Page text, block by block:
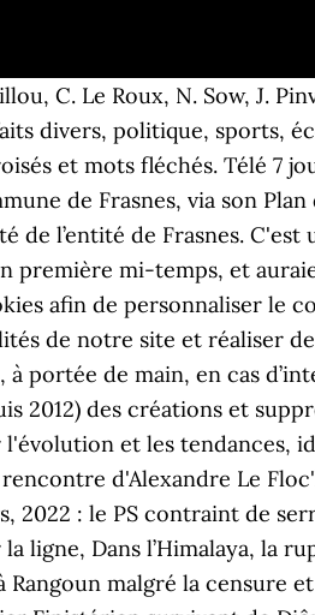
(fin de secondaire et du supérieur) et à des demandeurs d’emploi. gratuitement, Coupe de France. FC Plérin : Pasco (59’), Philippe (64’) ; Plabennec : Quemere (49’), Pellen (55’). Quelles sont les angoisses actuelles ? Au sommaire cette semaine, la quatrième du défaite du Stade Brestois, mais surtout une... Pour la première fois en 2021, le podcast « Passe dé ! Septante-et-un pour cent des Belges se sont déjà sentis victimes de discrimination sur leur lieu de travail, selon les résultats d’une étude du site de recherche d’emploi StepStone menée en novembre dernier auprès de 2.400 employés et publiée lundi. Football. Venez visiter plus de 900 maisons, chalets, condos, terrains et commerces à vendre! Conditions gÃ©nÃ©rales dâutilisation - Le retour des vestiaires était tonitruant pour la formation évoluant en Nationale 2, avec deux buts coup sur coup (49’, 55’). Au programme, une spéciale Coupe de France, avec trois joueurs locaux pour évoquer la reprise de la compétition. Par endroits, 1 Ã 3 cm de neige pourrait s'accumuler. « Il y a eu beaucoup de déchets techniques et un peu de précipitation », relatait le Plabennecois Nicolas Pellen, buteur à la 55’, d’une superbe frappe enroulée en pleine lucarne. www.infodimanche.com est le plus important site immobilier pour consulter toutes les propriétés dans la grande région du KRTB. Vous recherchez une maison à vendre à Rivière-du-Loup, au Témiscouata, dans Les Basques ou au Kamouraska? La rédaction de 20 Minutes n'a pas participé à la réalisation de cet article. Le Télégramme vous propose de découvrir ses deux documentaires consacrés aux huîtres du Morbihan. Consultez en ligne la version PDF du magazine, et retrouvez les anciens numéros parmi nos archives. Le Mat, B. Amorosart è un portale di grafica e litografie originali per le gallerie d’arte. Le Gall, E. Herve, C. Prigent, L. Esnault, W. Duval, A. Offredo, J. Pasco, F. Phillipe, M. Mombris, V. Raoult.